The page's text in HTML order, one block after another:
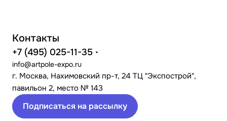
Контакты
+7 (495) 025-11-35
info@artpole-expo.ru
г. Москва, Нахимовский пр-т, 24 ТЦ "Экспострой",
павильон 2, место № 143
Подписаться на рассылку